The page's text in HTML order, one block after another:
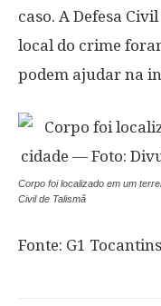
caso. A Defesa
local do crime
podem ajudar na
Corpo foi localizado em um
Civil de Talismã
Fonte: G1